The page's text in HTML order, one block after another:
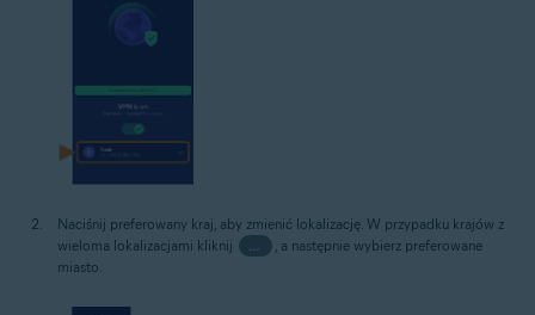
Naciśnij preferowany kraj, aby zmienić lokalizację. W przypadku krajów z
wieloma lokalizacjami kliknij
…
, a następnie wybierz preferowane
miasto.